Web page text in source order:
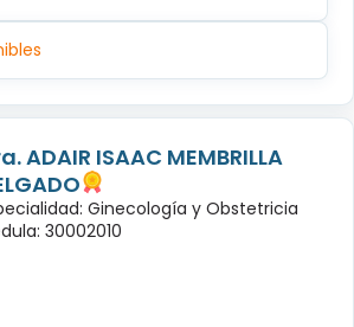
ADAIR ISAAC MEMBRILLA
Ginecología y Obstetricia
30002010